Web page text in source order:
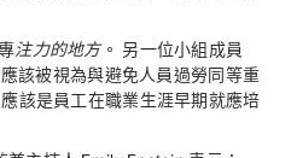
注力的地方。 另一位小組成員
該被視為與避免人員過勞同等重
該是員工在職業生涯早期就應培